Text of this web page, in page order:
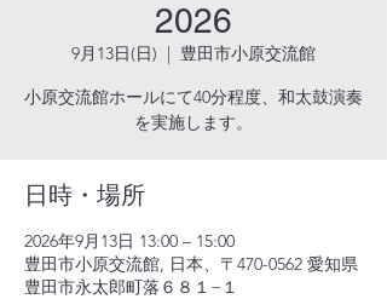
2026
9月13日(日)
  |
豊田市小原交流館
小原交流館ホールにて40分程度、和太鼓演奏
を実施します。
日時・場所
2026年9月13日 13:00 – 15:00
豊田市小原交流館, 日本、〒470-0562 愛知県
豊田市永太郎町落６８１−１